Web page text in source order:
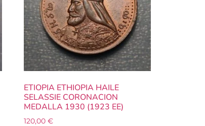
ETIOPIA ETHIOPIA HAILE
SELASSIE CORONACION
MEDALLA 1930 (1923 EE)
120,00€